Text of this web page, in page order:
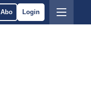
Abo Login